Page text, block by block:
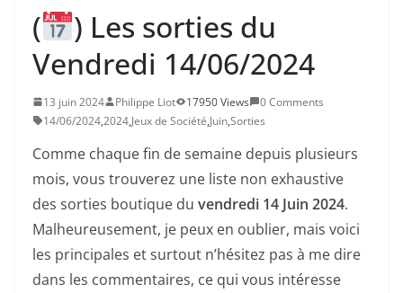
(
) Les sorties du
Vendredi 14/06/2024
13 juin 2024 Philippe Liot 17950 Views
0 Comments
14/06/2024,2024,Jeux de Société,Juin,Sorties
Comme chaque fin de semaine depuis plusieurs
mois, vous trouverez une liste non exhaustive
des sorties boutique du vendredi 14 Juin 2024.
Malheureusement, je peux en oublier, mais voici
les principales et surtout n’hésitez pas à me dire
dans les commentaires, ce qui vous intéresse